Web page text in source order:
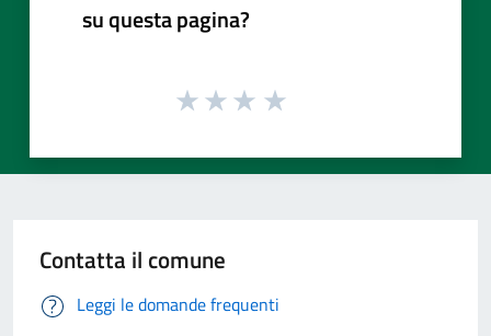
su questa pagina?
Contatta il comune
Leggi le domande frequenti